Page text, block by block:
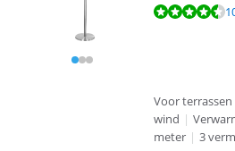
Beoordeling is 9,1 van de 10, gebaseerd
Voor
wind |
meter | 3